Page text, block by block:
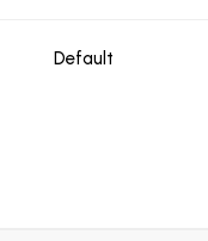
Default